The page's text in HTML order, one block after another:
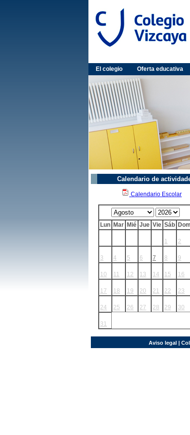
El colegio Oferta educativa
Calendario de
Calendario Escolar
Lun Mar Mié Jue Vie Sáb Dom
1 2
3 4 5 6 7 8 9
10 11 12 13 14 15 16
17 18 19 20 21 22 23
24 25 26 27 28 29 30
31
Aviso legal|